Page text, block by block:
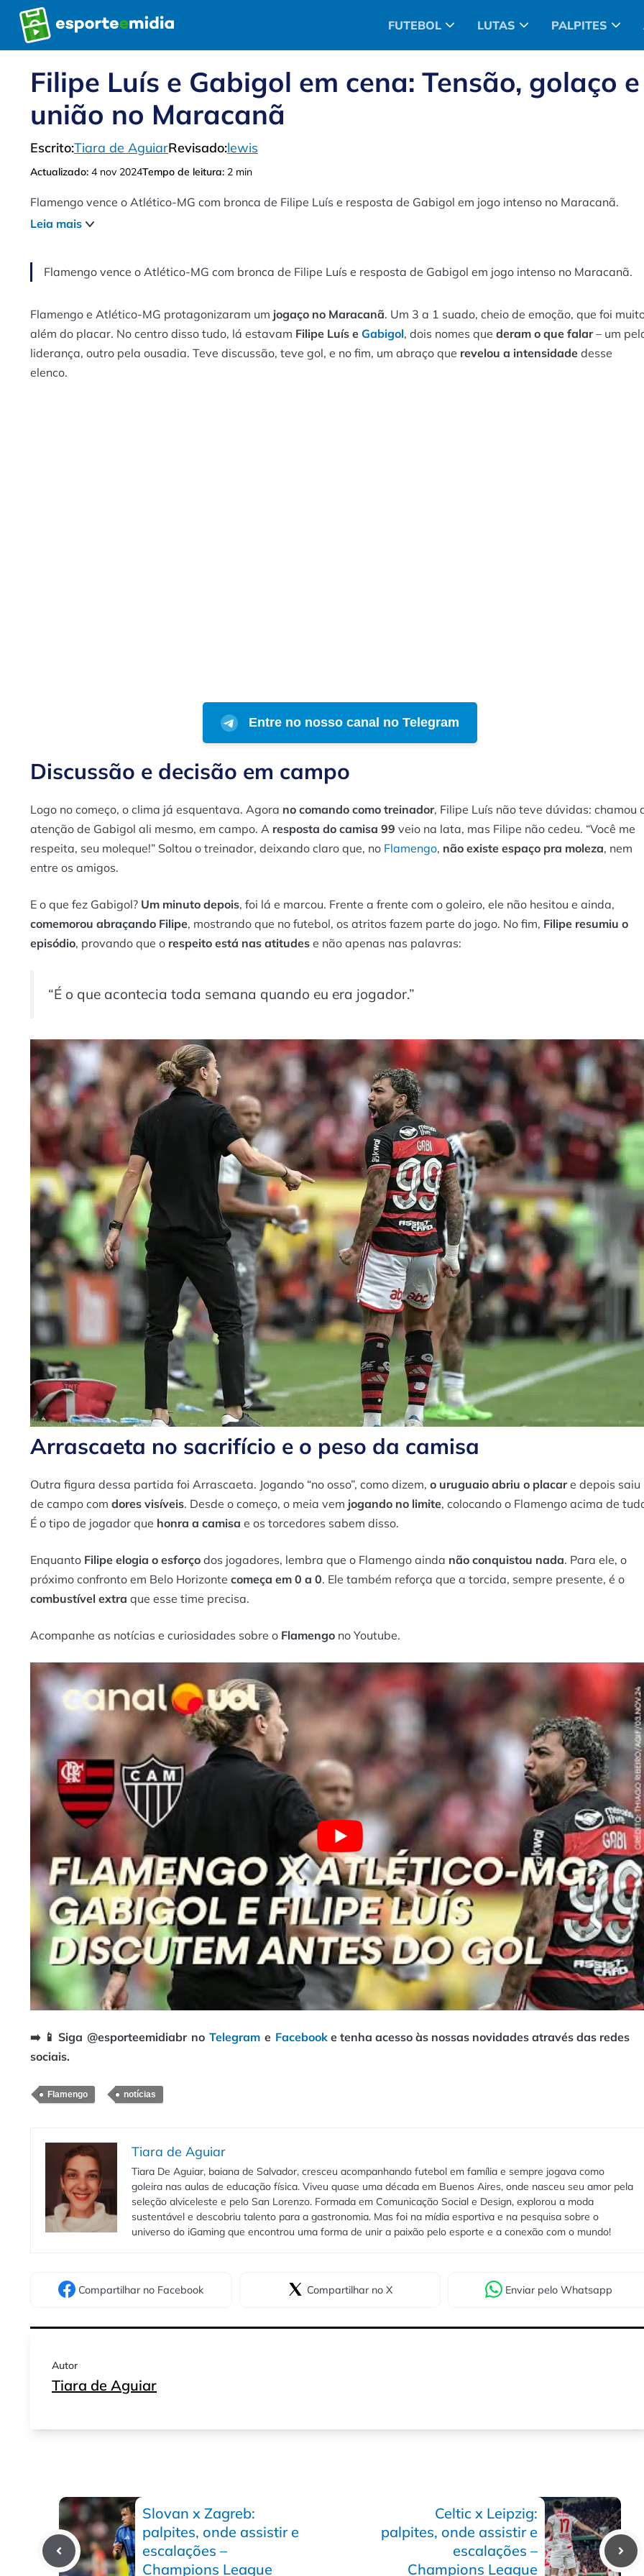
Pular
para
o
FUTEBOL LUTAS PALPITES
Filipe Luís e Gabigol em cena: Tensão, golaço e
união no Maracanã
Escrito:Tiara de AguiarRevisado:lewis
Actualizado: 4 nov 2024Tempo de leitura: 2 min
Flamengo vence o Atlético-MG com bronca de Filipe Luís e resposta de Gabigol em jogo intenso no Maracanã.
Leia mais
Flamengo vence o Atlético-MG com bronca de Filipe Luís e resposta de Gabigol em jogo intenso no Maracanã.
Flamengo e Atlético-MG protagonizaram um jogaço no Maracanã. Um 3 a 1 suado, cheio de emoção, que foi
além do placar. No centro disso tudo, lá estavam Filipe Luís e Gabigol, dois nomes que deram o que falar– um
liderança, outro pela ousadia. Teve discussão, teve gol, e no fim, um abraço que revelou a intensidade desse
elenco.
Entre no nosso canal no Telegram
Discussão e decisão em campo
Logo no começo, o clima já esquentava. Agora no comando como treinador, Filipe Luís não teve dúvidas: chamou
atenção de Gabigol ali mesmo, em campo. A resposta do camisa 99 veio na lata, mas Filipe não cedeu. “Você me
respeita, seu moleque!” Soltou o treinador, deixando claro que, no Flamengo, não existe espaço pra moleza, nem
entre os amigos.
E o que fez Gabigol? Um minuto depois, foi lá e marcou. Frente a frente com o goleiro, ele não hesitou e ainda,
comemorou abraçando Filipe, mostrando que no futebol, os atritos fazem parte do jogo. No fim, Filipe resumiu o
episódio, provando que o respeito está nas atitudes e não apenas nas palavras:
“É o que acontecia toda semana quando eu era jogador.”
Arrascaeta no sacrifício e o peso da camisa
Outra figura dessa partida foi Arrascaeta. Jogando “no osso”, como dizem, o uruguaio abriu o placare depois saiu
de campo com dores visíveis. Desde o começo, o meia vem jogando no limite, colocando o Flamengo acima de
É o tipo de jogador que honra a camisa e os torcedores sabem disso.
Enquanto Filipe elogia o esforço dos jogadores, lembra que o Flamengo ainda não conquistou nada. Para ele, o
próximo confronto em Belo Horizonte começa em 0 a 0. Ele também reforça que a torcida, sempre presente, é o
combustível extra que esse time precisa.
Acompanhe as notícias e curiosidades sobre o Flamengo no Youtube.
➡️ 📱 Siga @esporteemidiabr no Telegram e Facebook e tenha acesso às nossas novidades através das redes
sociais.
Flamengo notícias
Tiara de Aguiar
Tiara De Aguiar, baiana de Salvador, cresceu acompanhando futebol em família e sempre jogava como
goleira nas aulas de educação física. Viveu quase uma década em Buenos Aires, onde nasceu seu amor pela
seleção alviceleste e pelo San Lorenzo. Formada em Comunicação Social e Design, explorou a moda
sustentável e descobriu talento para a gastronomia. Mas foi na mídia esportiva e na pesquisa sobre o
universo do iGaming que encontrou uma forma de unir a paixão pelo esporte e a conexão com o mundo!
Compartilhar no Facebook Compartilhar no X Enviar pelo Whatsapp
Autor
Tiara de Aguiar
Slovan x Zagreb:
palpites, onde assistir e
escalações –
Champions League
Celtic x Leipzig:
palpites, onde assistir e
escalações –
Champions League